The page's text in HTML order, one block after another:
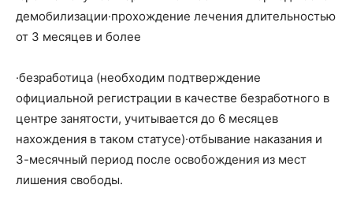
демобилизации·прохождение лечения длительностью
от 3 месяцев и более
·безработица (необходим подтверждение
официальной регистрации в качестве безработного в
центре занятости, учитывается до 6 месяцев
нахождения в таком статусе)·отбывание наказания и
3-месячный период после освобождения из мест
лишения свободы.